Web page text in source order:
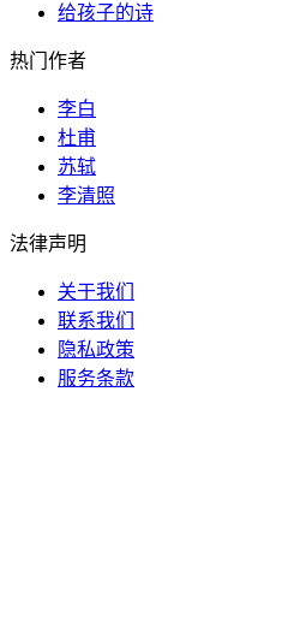
给孩子的诗
热门作者
李白
杜甫
苏轼
李清照
法律声明
关于我们
联系我们
隐私政策
服务条款